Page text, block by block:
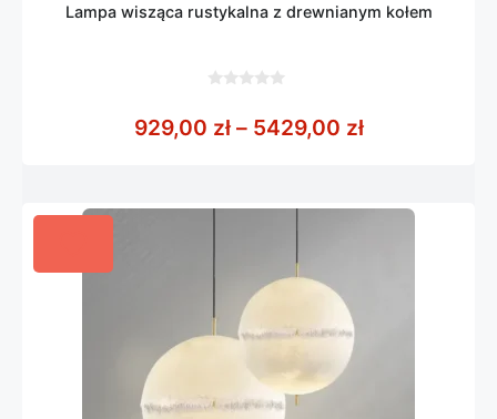
Lampa wisząca rustykalna z drewnianym kołem
5
929,00 zł – 5429,00 złZakres cen: